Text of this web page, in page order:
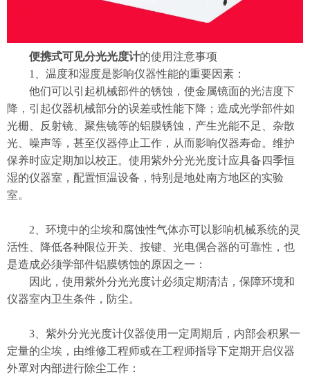
便携式可见分光光度计的使用注意事项
1、温度和湿度是影响仪器性能的重要因素：
他们可以引起机械部件的锈蚀，使金属镜面的光洁度下
降，引起仪器机械部分的误差或性能下降；造成光学部件如
光栅、反射镜、聚焦镜等的铝膜锈蚀，产生光能不足、杂散
光、噪声等，甚至仪器停止工作，从而影响仪器寿命。维护
保养时应定期加以校正。使用紫外分光光度计应具备四季恒
湿的仪器室，配置恒温设备，特别是地处南方地区的实验
室。
2、环境中的尘埃和腐蚀性气体亦可以影响机械系统的灵
活性、降低各种限位开关、按键、光电偶合器的可靠性，也
是造成必须学部件铝膜锈蚀的原因之一：
因此，使用紫外分光光度计必须定期清洁，保障环境和
仪器室内卫生条件，防尘。
3、紫外分光光度计仪器使用一定周期后，内部会积累一
定量的尘埃，由维修工程师或在工程师指导下定期开启仪器
外罩对内部进行除尘工作：